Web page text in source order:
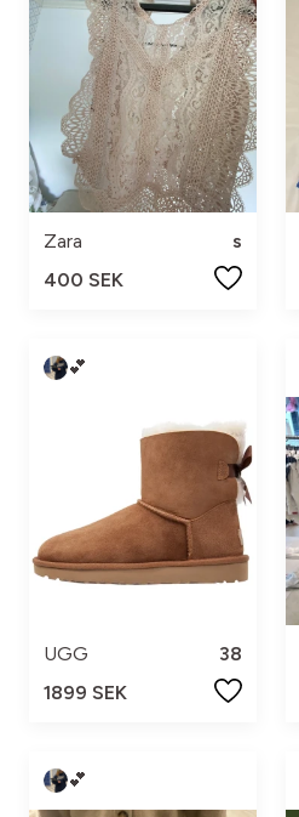
Zara
s
400 SEK
💕
UGG
38
1899 SEK
💕